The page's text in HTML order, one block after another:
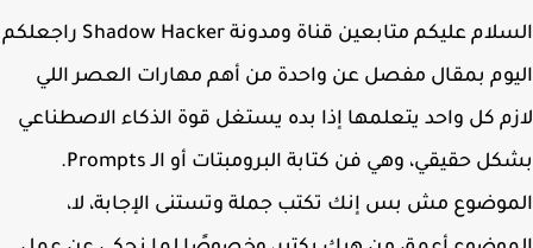
السلام عليكم متابعين قناة ومدونة Shadow Hacker راجعلكم
بمقال مفصل عن واحدة من أهم مهارات العصر اللي
كل واحد يتعلمها إذا بده يستغل قوة الذكاء الاصطناعي
بشكل حقيقي، وهي فن كتابة البرومبتات أو الـ Prompts.
مش بس إنك تكتب جملة وتستنى الإجابة، لا،